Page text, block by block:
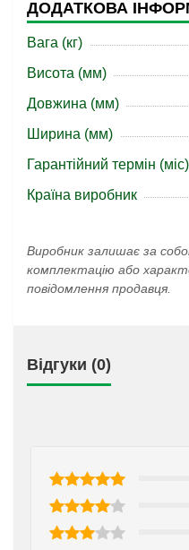
ДОДАТКОВА
Вага (кг)
Висота (мм)
Довжина (мм)
Ширина (мм)
Гарантійний термін (міс)
Країна виробник
Виробник залишає за
комплектацію або
повідомлення продавця.
Відгуки (0)